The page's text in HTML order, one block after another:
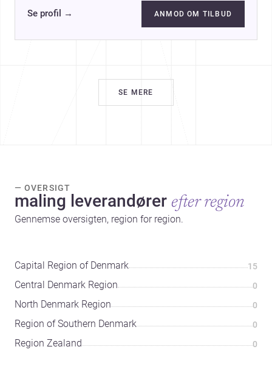
Se profil → ANMOD OM TILBUD
SE MERE
— OVERSIGT
maling leverandører efter region
Gennemse oversigten, region for region.
Capital Region of Denmark 15
Central Denmark Region 0
North Denmark Region 0
Region of Southern Denmark 0
Region Zealand 0